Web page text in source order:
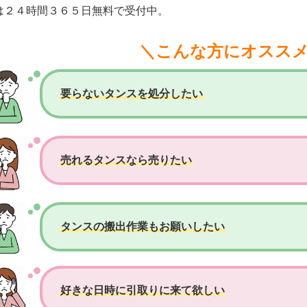
２４時間３６５日無料で受付中。
＼こんな方にオスス
要らないタンスを処分したい
売れるタンスなら売りたい
タンスの搬出作業もお願いしたい
好きな日時に引取りに来て欲しい